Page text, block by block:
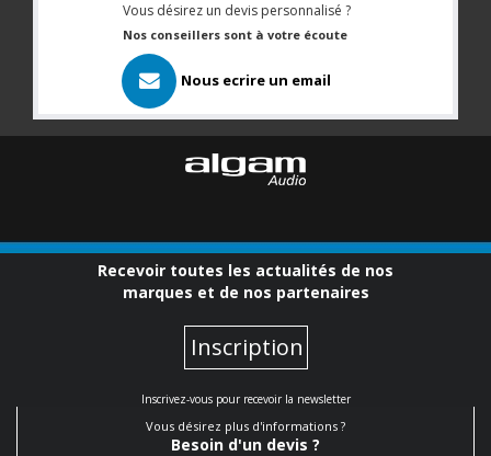
Vous désirez un devis personnalisé ?
Nos conseillers sont à votre écoute
Nous ecrire un email
Recevoir toutes les actualités de nos
marques et de nos partenaires
Inscription
Inscrivez-vous pour recevoir la newsletter
Vous désirez plus d'informations ?
Besoin d'un devis ?